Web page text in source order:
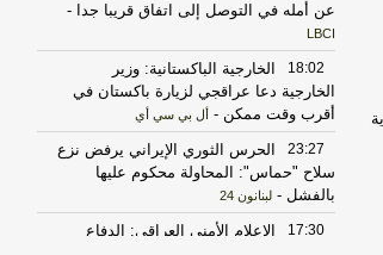
عن أمله في التوصل إلى اتفاق قريبا جدا -
LBCI
18:02
الخارجية الباكستانية: وزير
الخارجية دعا عراقجي لزيارة باكستان في
أقرب وقت ممكن - أل بي سي أي
23:27
الحرس الثوري الإيراني يرفض نزع
سلاح "حماس": المحاولة محكوم عليها
بالفشل - لبنانون 24
17:30
‏الإعلام الأمني العراقي: الدفاع